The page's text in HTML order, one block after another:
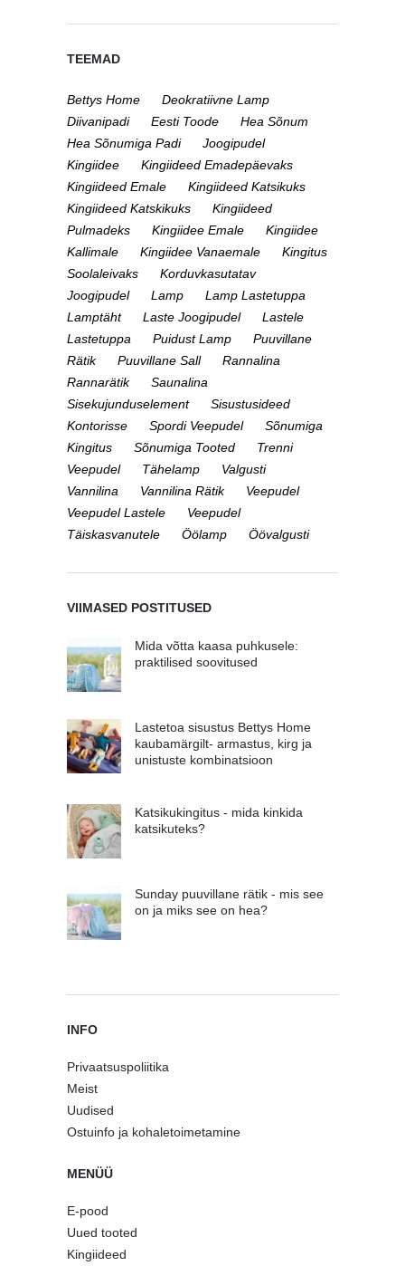
TEEMAD
Bettys Home
Deokratiivne Lamp
Diivanipadi
Eesti Toode
Hea Sõnum
Hea Sõnumiga Padi
Joogipudel
Kingiidee
Kingiideed Emadepäevaks
Kingiideed Emale
Kingiideed Katsikuks
Kingiideed Katskikuks
Kingiideed
Pulmadeks
Kingiidee Emale
Kingiidee
Kallimale
Kingiidee Vanaemale
Kingitus
Soolaleivaks
Korduvkasutatav
Joogipudel
Lamp
Lamp Lastetuppa
Lamptäht
Laste Joogipudel
Lastele
Lastetuppa
Puidust Lamp
Puuvillane
Rätik
Puuvillane Sall
Rannalina
Rannarätik
Saunalina
Sisekujunduselement
Sisustusideed
Kontorisse
Spordi Veepudel
Sõnumiga
Kingitus
Sõnumiga Tooted
Trenni
Veepudel
Tähelamp
Valgusti
Vannilina
Vannilina Rätik
Veepudel
Veepudel Lastele
Veepudel
Täiskasvanutele
Öölamp Öövalgusti
VIIMASED POSTITUSED
Mida võtta kaasa puhkusele:
praktilised soovitused
Lastetoa sisustus Bettys Home
kaubamärgilt- armastus, kirg ja
unistuste kombinatsioon
Katsikukingitus - mida kinkida
katsikuteks?
Sunday puuvillane rätik - mis see
on ja miks see on hea?
INFO
Privaatsuspoliitika
Meist
Uudised
Ostuinfo ja kohaletoimetamine
MENÜÜ
E-pood
Uued tooted
Kingiideed